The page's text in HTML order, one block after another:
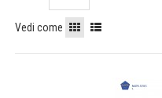
Vedi come